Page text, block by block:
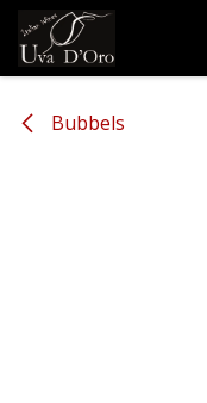
Overslaan naar inhoud
Bubbels